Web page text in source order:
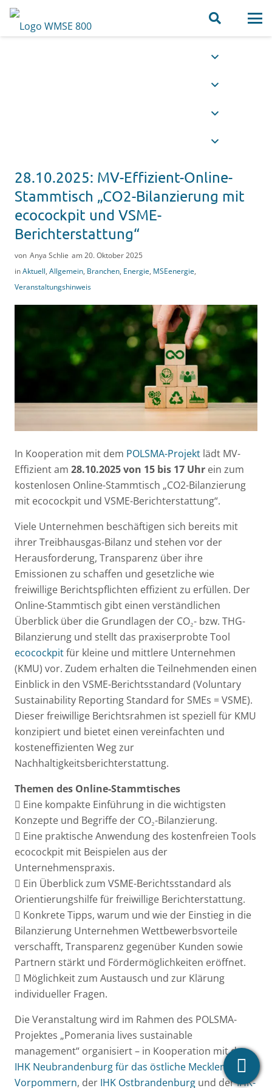
28.10.2025: MV-Effizient-Online-
Stammtisch „CO2-Bilanzierung mit
ecocockpit und VSME-
Berichterstattung“
von Anya Schlie am20. Oktober 2025
inAktuell, Allgemein, Branchen, Energie, MSEenergie,
Veranstaltungshinweis
In Kooperation mit dem POLSMA-Projekt lädt MV-
Effizient am 28.10.2025 von 15 bis 17 Uhr ein zum
kostenlosen Online-Stammtisch „CO2-Bilanzierung
mit ecocockpit und VSME-Berichterstattung“.
Viele Unternehmen beschäftigen sich bereits mit
ihrer Treibhausgas-Bilanz und stehen vor der
Herausforderung, Transparenz über ihre
Emissionen zu schaffen und gesetzliche wie
freiwillige Berichtspflichten effizient zu erfüllen. Der
Online-Stammtisch gibt einen verständlichen
Überblick über die Grundlagen der CO₂- bzw. THG-
Bilanzierung und stellt das praxiserprobte Tool
ecocockpitfür kleine und mittlere Unternehmen
(KMU) vor. Zudem erhalten die Teilnehmenden einen
Einblick in den VSME-Berichtsstandard (Voluntary
Sustainability Reporting Standard for SMEs = VSME).
Dieser freiwillige Berichtsrahmen ist speziell für KMU
konzipiert und bietet einen vereinfachten und
kosteneffizienten Weg zur
Nachhaltigkeitsberichterstattung.
Themen des Online-Stammtisches
 Eine kompakte Einführung in die wichtigsten
Konzepte und Begriffe der CO₂-Bilanzierung.
 Eine praktische Anwendung des kostenfreien Tools
ecocockpit mit Beispielen aus der
Unternehmenspraxis.
 Ein Überblick zum VSME-Berichtsstandard als
Orientierungshilfe für freiwillige Berichterstattung.
 Konkrete Tipps, warum und wie der Einstieg in die
Bilanzierung Unternehmen Wettbewerbsvorteile
verschafft, Transparenz gegenüber Kunden sowie
Partnern stärkt und Fördermöglichkeiten eröffnet.
 Möglichkeit zum Austausch und zur Klärung
individueller Fragen.
Die Veranstaltung wird im Rahmen des POLSMA-
Projektes „Pomerania lives sustainable
management“ organisiert – in Kooperation mit der
IHK Neubrandenburg für das östliche Mecklenburg-
Vorpommern, der IHK Ostbrandenburg und derIHK-